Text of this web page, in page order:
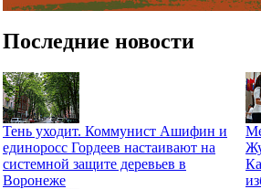
Последние новости
Тень уходит. Коммунист Ашифин и
единоросс Гордеев настаивают на
системной защите деревьев в
Воронеже